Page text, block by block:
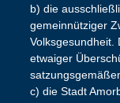
b) die
gemeinnütziger
Volksgesundheit.
etwaiger
c) die Stadt